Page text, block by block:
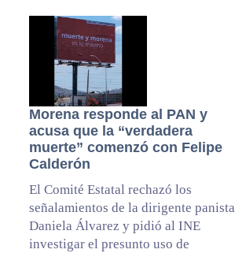
Morena responde al PAN y
acusa que la “verdadera
muerte” comenzó con Felipe
Calderón
El Comité Estatal rechazó los
señalamientos de la dirigente panista
Daniela Álvarez y pidió al INE
investigar el presunto uso de